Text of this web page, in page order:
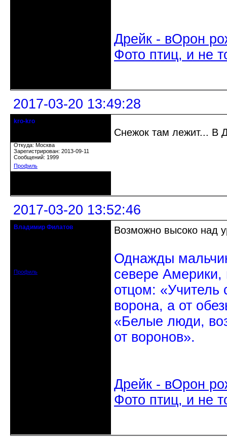
Дрейк - вОрон
Фото птиц, и не
2017-03-20 13:49:28
kro-kro
Откуда: Москва
Зарегистрирован: 2013-09-11
Сообщений: 1999
Профиль
Снежок там лежит... В
2017-03-20 13:52:46
Владимир Филатов
Профиль
Возможно высоко над
Однажды
севере
отцом: «Учитель
ворона, а от
«Белые люди,
от воронов».
Дрейк - вОрон
Фото птиц, и не